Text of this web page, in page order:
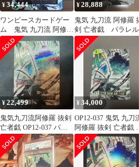
¥34,444
ワンピースカードゲー
ム 鬼気 九刀流 阿修羅
抜剣 亡者戯 R パラ
レルレア
¥28,888
鬼気 九刀流 阿修羅
剣 亡者戯 パラレル
¥22,499
鬼気九刀流阿修羅 抜剣
亡者戯 OP12-037 パラ
レル 素体 ワンピース95
¥34,000
OP12-037 鬼気 九刀
阿修羅 抜剣 亡者戯
ラレル ゾロ ワン
ース